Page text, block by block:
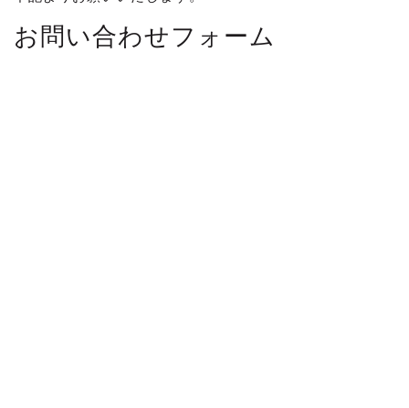
お問い合わせフォーム